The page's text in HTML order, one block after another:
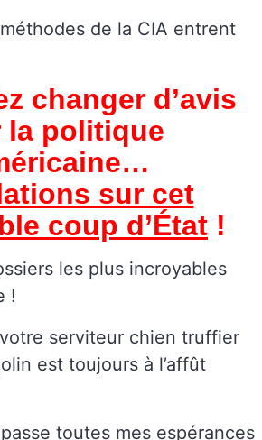
de la CIA entrent
changer d’avis
la politique
sur cet
coup d’État !
les plus incroyables
!
serviteur chien truffier
est toujours à l’affût
toutes mes espérances